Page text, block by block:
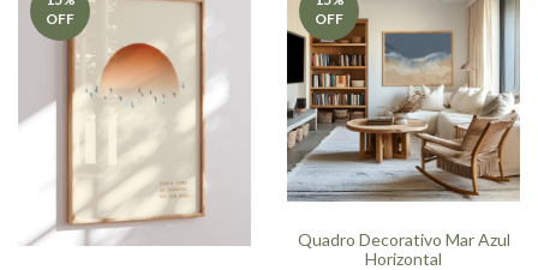
OFF
OFF
Quadro Decorativo Mar Azul
Horizontal